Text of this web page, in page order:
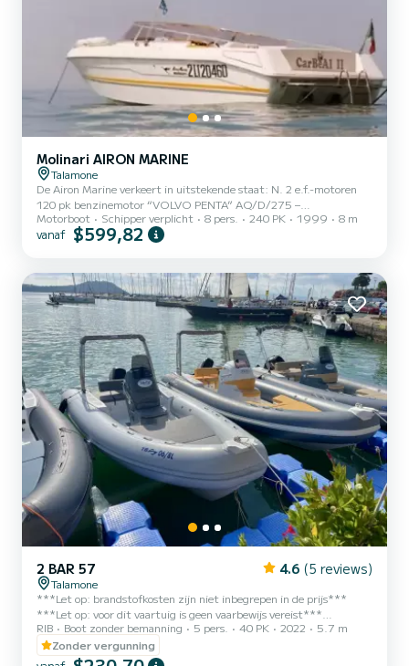
Molinari AIRON MARINE
Talamone
De Airon Marine verkeert in uitstekende staat: N. 2 e.f.-motoren
120 pk benzinemotor “VOLVO PENTA” AQ/D/275 –
Cilinderinhoud 2316 x 2 – verbruik 188 gr/CVh – Lengte 8,00 m. –
Breedte 2,50 m. – Maximaal passagiersvervoer n. 8 en aanverwante
Luifel Cockpittapijt Houten tafel Waterski's met reddingsvest
Motorboot Schipper verplicht 8 pers. 240 PK 1999 8 m
vanaf $599,82
2 BAR 57 4.6 (5 reviews)
Talamone
***Let op: brandstofkosten zijn niet inbegrepen in de prijs***
***Let op: voor dit vaartuig is geen vaarbewijs vereist***
***Huisdieren zijn niet toegestaan aan boord*** Ik verhuur deze
comfortabele 2BAR 57 rubberboot met een Mercury 40pk motor,
ideaal voor uitstapjes met familie en vrienden. U kunt veilig varen,
RIB Boot zonder bemanning 5 pers. 40 PK 2022
5.7 m
Zonder vergunning